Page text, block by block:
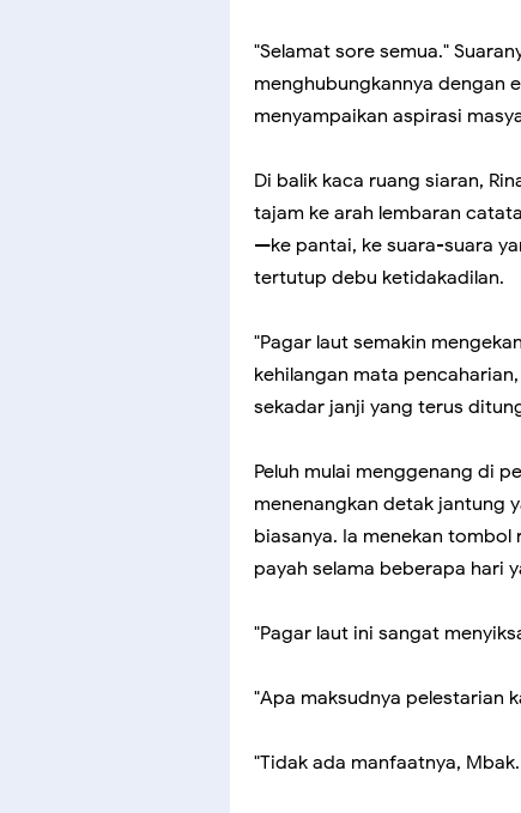
"Selamat sore semua."
menghubungkannya dengan
menyampaikan aspirasi
Di balik kaca ruang siaran,
tajam ke arah lembaran
—ke pantai, ke suara-suara
tertutup debu ketidakadilan.
"Pagar laut semakin
kehilangan mata
sekadar janji yang terus
Peluh mulai menggenang di
menenangkan detak jantung
biasanya. Ia menekan
payah selama beberapa hari
"Pagar laut ini sangat
"Apa maksudnya pelestarian
"Tidak ada manfaatnya,